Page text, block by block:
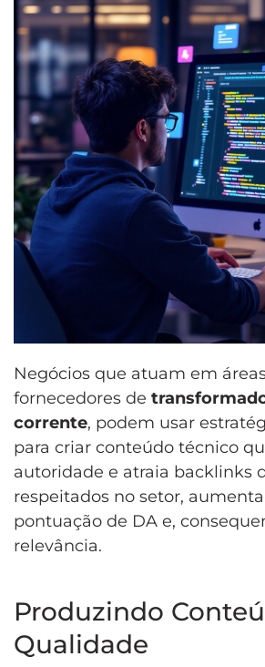
Negócios que atuam em
fornecedores de
corrente, podem usar
para criar conteúdo técnico
autoridade e atraia backlinks
respeitados no setor,
pontuação de DA e,
relevância.
Produzindo
Qualidade